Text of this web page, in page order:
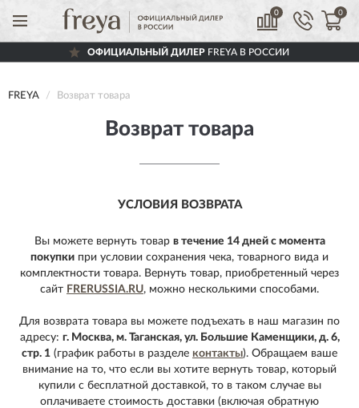
0 0
ОФИЦИАЛЬНЫЙ ДИЛЕРFREYA В РОССИИ
FREYA Возврат товара
Возврат товара
УСЛОВИЯ ВОЗВРАТА
Вы можете вернуть товар в течение 14 дней с момента
покупки при условии сохранения чека, товарного вида и
комплектности товара. Вернуть товар, приобретенный через
сайт FRERUSSIA.RU, можно несколькими способами.
Для возврата товара вы можете подъехать в наш магазин по
адресу: г. Москва, м. Таганская, ул. Большие Каменщики, д. 6,
стр. 1 (график работы в разделе контакты). Обращаем ваше
внимание на то, что если вы хотите вернуть товар, который
купили с бесплатной доставкой, то в таком случае вы
оплачиваете стоимость доставки (включая обратную